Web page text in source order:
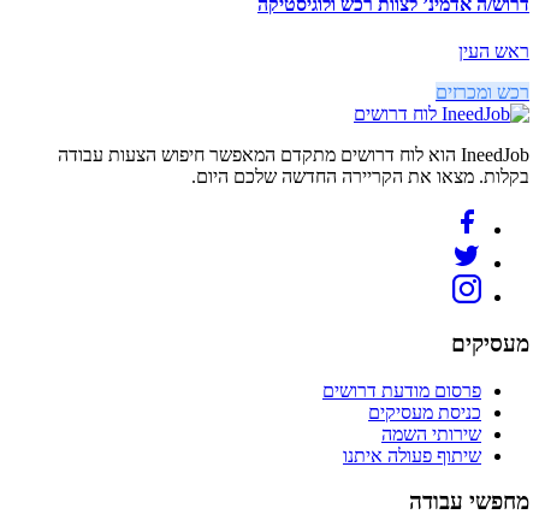
ראש העין
רכש ומכרזים
לוח דרושים
IneedJob הוא לוח דרושים מתקדם המאפשר חיפוש הצעות עבודה
בקלות. מצאו את הקריירה החדשה שלכם היום.
מעסיקים
פרסום מודעת דרושים
כניסת מעסיקים
שירותי השמה
שיתוף פעולה איתנו
מחפשי עבודה